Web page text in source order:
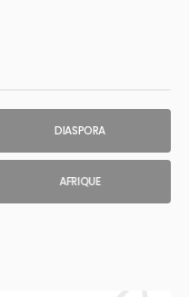
DIASPORA
AFRIQUE